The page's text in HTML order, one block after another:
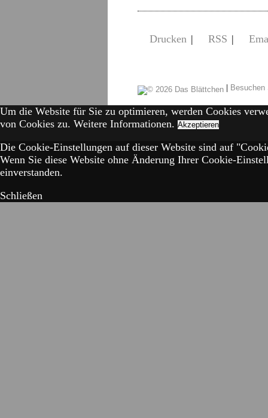
Drucken | RSS |
|
Um die Website für Sie zu optimieren, werden Cookies
von Cookies zu. Weitere Informationen. Akzeptieren
Die Cookie-Einstellungen auf dieser Website sind auf
Wenn Sie diese Website ohne Änderung Ihrer Cookie-
einverstanden.
Schließen